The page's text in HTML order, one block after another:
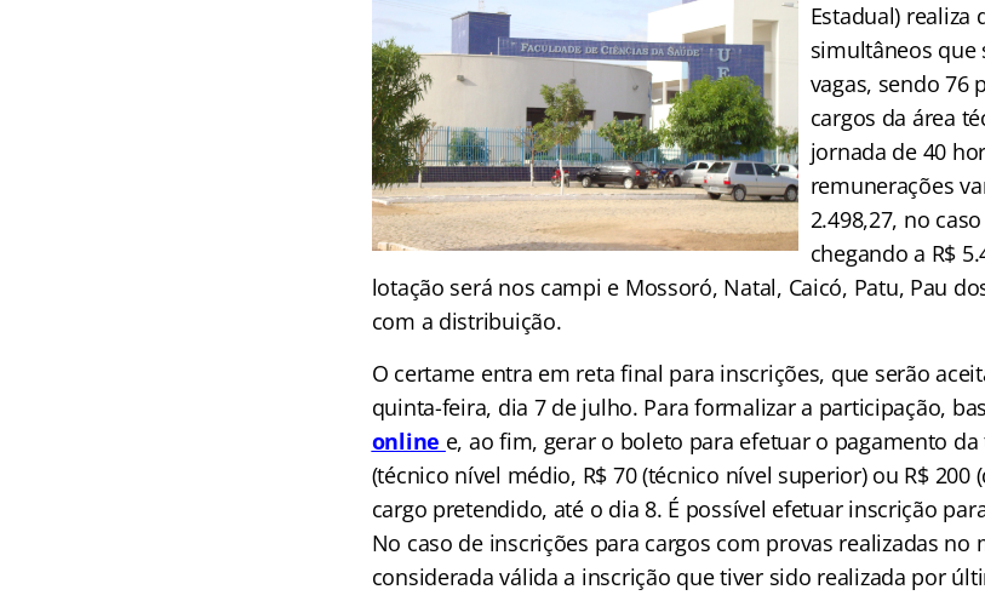
Estadual) realiza
simultâneos que
vagas, sendo 76
cargos da área
jornada de 40
remunerações
2.498,27, no
chegando a R$
lotação será nos campi e Mossoró, Natal, Caicó, Patu, Pau
com a distribuição.
O certame entra em reta final para inscrições, que serão
quinta-feira, dia 7 de julho. Para formalizar a participação,
online e, ao fim, gerar o boleto para efetuar o pagamento da
(técnico nível médio, R$ 70 (técnico nível superior) ou R$ 200
cargo pretendido, até o dia 8. É possível efetuar inscrição
No caso de inscrições para cargos com provas realizadas no
considerada válida a inscrição que tiver sido realizada por